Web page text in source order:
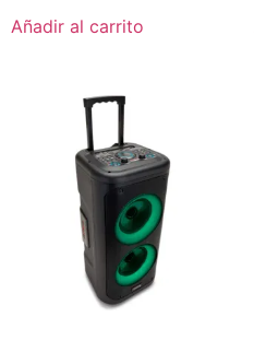
Añadir al carrito